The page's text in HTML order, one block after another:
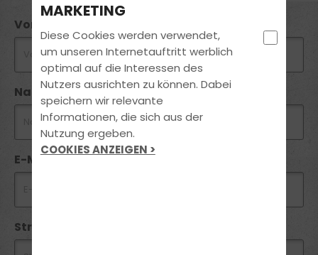
Vorname *
Nachname *
E-Mail *
Straße / Hausnummer *
MARKETING
Diese Cookies werden verwendet,
um unseren Internetauftritt werblich
optimal auf die Interessen des
Nutzers ausrichten zu können. Dabei
speichern wir relevante
Informationen, die sich aus der
Nutzung ergeben.
COOKIES ANZEIGEN >